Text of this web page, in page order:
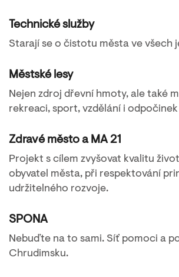
Technické služby
Starají se o čistotu města ve všech
Městské lesy
Nejen zdroj dřevní hmoty, ale také
rekreaci, sport, vzdělání i
Zdravé město a MA 21
Projekt s cílem zvyšovat kvalitu
obyvatel města, při respektování
udržitelného rozvoje.
SPONA
Nebuďte na to sami. Síť pomoci a
Chrudimsku.